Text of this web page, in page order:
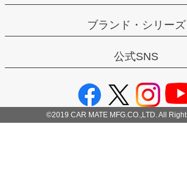
ブランド・シリーズ
公式SNS
©2019 CAR MATE MFG.CO.,LTD. All